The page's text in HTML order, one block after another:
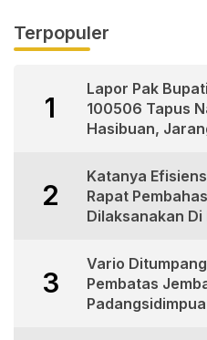
Terpopuler
1
Lapor Pak
100506 Tapus
Hasibuan,
2
Katanya
Rapat
Dilaksanakan
3
Vario
Pembatas